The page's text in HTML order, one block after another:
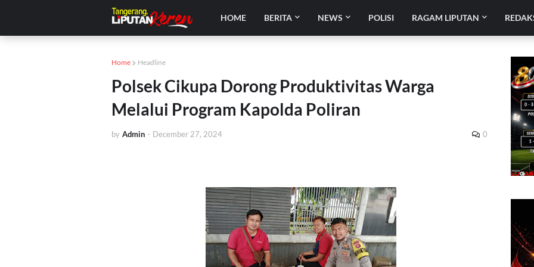
HOME BERITA NEWS POLISI RAGAM LIPUTAN
Home Headline
Polsek Cikupa Dorong Produktivitas Warga
Melalui Program Kapolda Poliran
by Admin - December 27, 2024 0